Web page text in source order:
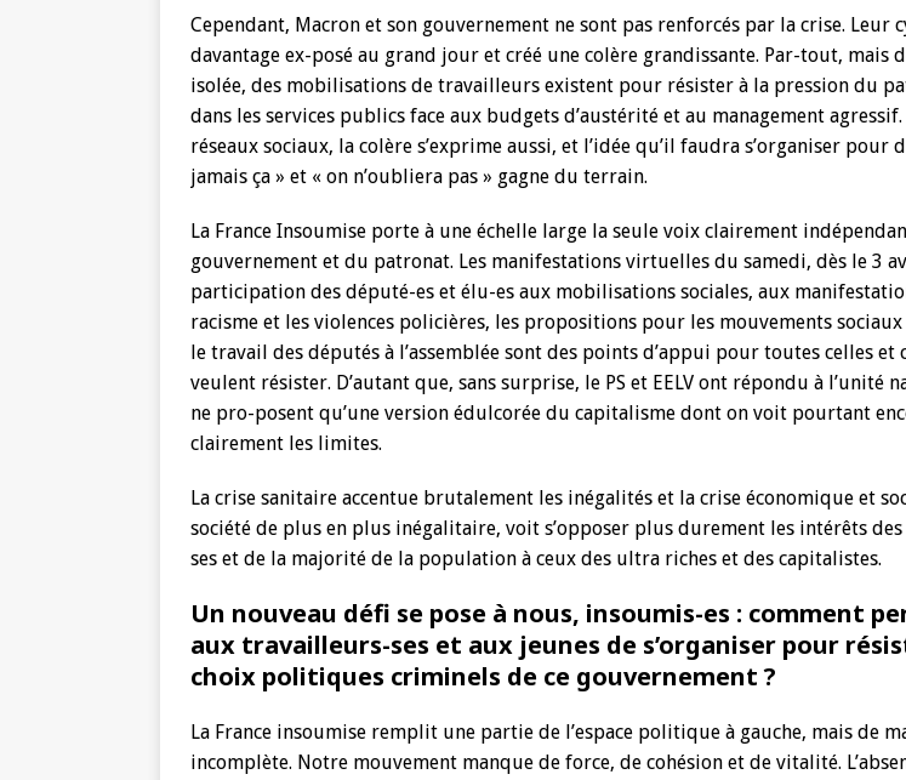
Cependant, Macron et son gouvernement ne sont pas renforcés par la crise. Leur
davantage ex-posé au grand jour et créé une colère grandissante. Par-tout, mais
isolée, des mobilisations de travailleurs existent pour résister à la pression du
dans les services publics face aux budgets d’austérité et au management
réseaux sociaux, la colère s’exprime aussi, et l’idée qu’il faudra s’organiser pour
jamais ça » et « on n’oubliera pas » gagne du terrain.
La France Insoumise porte à une échelle large la seule voix clairement
gouvernement et du patronat. Les manifestations virtuelles du samedi, dès le 3
participation des député-es et élu-es aux mobilisations sociales, aux
racisme et les violences policières, les propositions pour les mouvements
le travail des députés à l’assemblée sont des points d’appui pour toutes celles et
veulent résister. D’autant que, sans surprise, le PS et EELV ont répondu à l’unité
ne pro-posent qu’une version édulcorée du capitalisme dont on voit pourtant
clairement les limites.
La crise sanitaire accentue brutalement les inégalités et la crise économique et
société de plus en plus inégalitaire, voit s’opposer plus durement les intérêts
ses et de la majorité de la population à ceux des ultra riches et des capitalistes.
Un nouveau défi se pose à nous, insoumis-es : comment
aux travailleurs-ses et aux jeunes de s’organiser pour
choix politiques criminels de ce gouvernement ?
La France insoumise remplit une partie de l’espace politique à gauche, mais de
incomplète. Notre mouvement manque de force, de cohésion et de vitalité.